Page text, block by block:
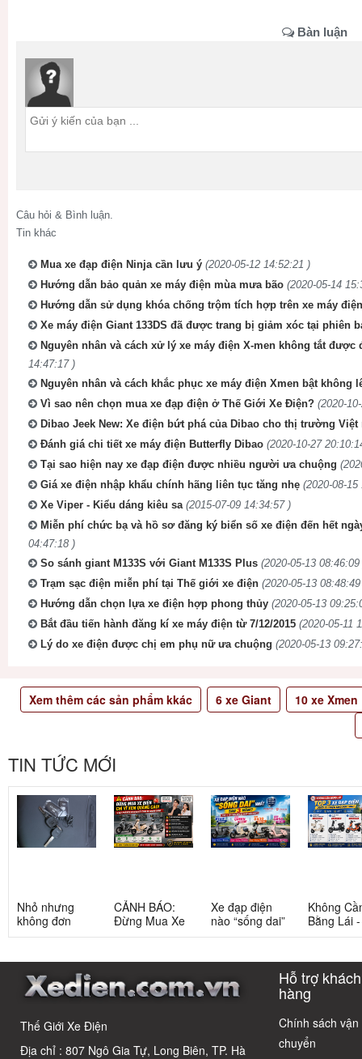
Bàn luận
Câu hỏi & Bình luận.
Tin khác
Mua xe đạp điện Ninja cần lưu ý (2020-05-12 14:52:21 )
Hướng dẫn bảo quản xe máy điện mùa mưa bão (2020-05-14
Hướng dẫn sử dụng khóa chống trộm tích hợp trên xe máy điện
Xe máy điện Giant 133DS đã được trang bị giảm xóc tại phiên
Nguyên nhân và cách xử lý xe máy điện X-men không tắt được
14:47:17 )
Nguyên nhân và cách khắc phục xe máy điện Xmen bật không
Vì sao nên chọn mua xe đạp điện ở Thế Giới Xe Điện? (2020-
Dibao Jeek New: Xe điện bứt phá của Dibao cho thị trường Việt
Đánh giá chi tiết xe máy điện Butterfly Dibao (2020-10-27
Tại sao hiện nay xe đạp điện được nhiều người ưa chuộng
Giá xe điện nhập khẩu chính hãng liên tục tăng nhẹ (2020-08-15
Xe Viper - Kiểu dáng kiêu sa (2015-07-09 14:34:57 )
Miễn phí chức bạ và hồ sơ đăng ký biển số xe điện đến hết
04:47:18 )
So sánh giant M133S với Giant M133S Plus (2020-05-13 08:46:09
Trạm sạc điện miễn phí tại Thế giới xe điện (2020-05-13
Hướng dẫn chọn lựa xe điện hợp phong thủy (2020-05-13
Bắt đầu tiến hành đăng kí xe máy điện từ 7/12/2015 (2020-05-11
Lý do xe điện được chị em phụ nữ ưa chuộng (2020-05-13
Xem thêm các sản phẩm kkác 6xe Giant 10xe Xmen
TIN TỨC MỚI
Nhỏ nhưng
không đơn
giản: Sự thật
học sinh cấp 2
CẢNH BÁO:
Đừng Mua Xe
Điện Chỉ Vì
Cáo! 5 Bẫy
Quyết Chọn Xe
Chuẩn Chỉnh
Xe đạp điện
nào “sống dai”
nhất sau 5
có câu trả lời
Không
Bằng Lái
3 Xe Đạp
Cho Học
Thế Giới Xe Điện
Địa chỉ : 807 Ngô Gia Tự, Long Biên, TP. Hà
Hỗ trợ khách
hàng
Chính sách vận
chuyển